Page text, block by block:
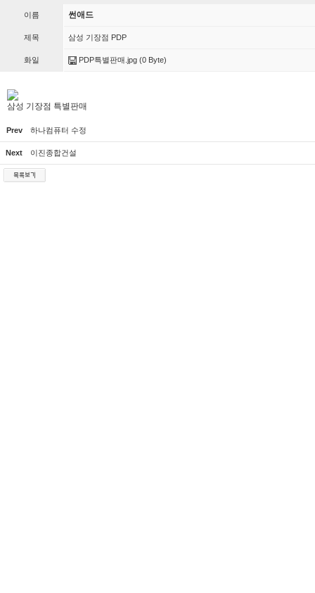
이름 썬애드
제목 삼성 기장점 PDP
화일 PDP특별판매.jpg (0 Byte)
삼성 기장점 특별판매
Prev 하나컴퓨터 수정
Next 이진종합건설